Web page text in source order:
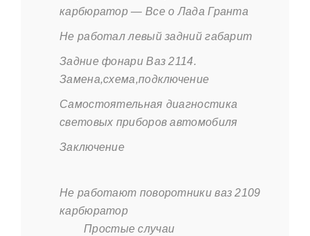
карбюратор — Все о Лада Гранта
Не работал левый задний габарит
Задние фонари Ваз 2114.
Замена,схема,подключение
Самостоятельная диагностика
световых приборов автомобиля
Заключение
Не работают поворотники ваз 2109
карбюратор
Простые случаи